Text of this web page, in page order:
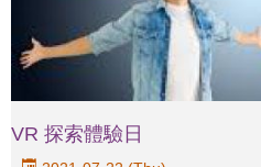
VR 探索體驗日